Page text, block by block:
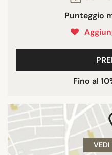
Punteggio
Fino al
VEDI